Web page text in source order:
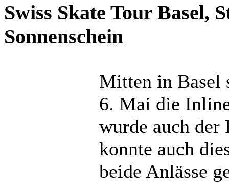
Swiss Skate Tour Basel,
Sonnenschein
Mitten in Basel
6. Mai die
wurde auch
konnte auch
beide Anlässe